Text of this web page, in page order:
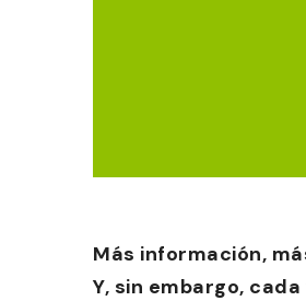
Más información,
Y, sin embargo,